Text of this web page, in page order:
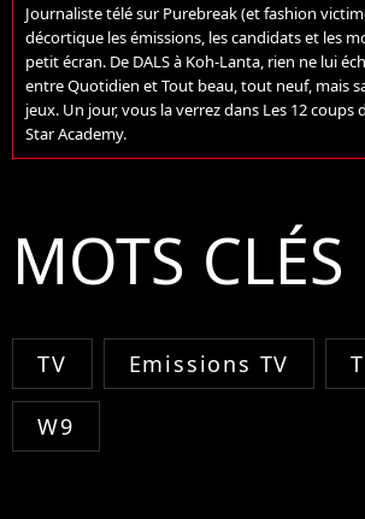
Journaliste télé sur Purebreak (et fashion
décortique les émissions, les candidats et les
petit écran. De DALS à Koh-Lanta, rien ne lui
entre Quotidien et Tout beau, tout neuf, mais
jeux. Un jour, vous la verrez dans Les 12 coups
Star Academy.
MOTS CLÉS
TV Emissions TV
W9